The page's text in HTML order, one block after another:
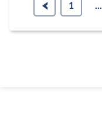
1 ...